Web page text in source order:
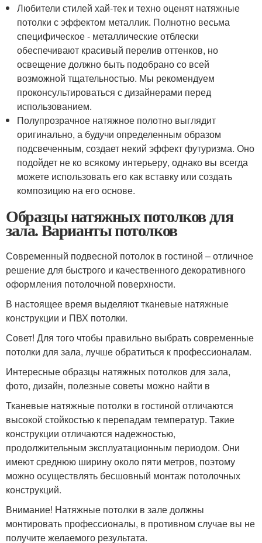
Любители стилей хай-тек и техно оценят натяжные
потолки с эффектом металлик. Полнотно весьма
специфическое - металлические отблески
обеспечивают красивый перелив оттенков, но
освещение должно быть подобрано со всей
возможной тщательностью. Мы рекомендуем
проконсультироваться с дизайнерами перед
использованием.
Полупрозрачное натяжное полотно выглядит
оригинально, а будучи определенным образом
подсвеченным, создает некий эффект футуризма. Оно
подойдет не ко всякому интерьеру, однако вы всегда
можете использовать его как вставку или создать
композицию на его основе.
Образцы натяжных потолков для
зала. Варианты потолков
Современный подвесной потолок в гостиной – отличное
решение для быстрого и качественного декоративного
оформления потолочной поверхности.
В настоящее время выделяют тканевые натяжные
конструкции и ПВХ потолки.
Совет! Для того чтобы правильно выбрать современные
потолки для зала, лучше обратиться к профессионалам.
Интересные образцы натяжных потолков для зала,
фото, дизайн, полезные советы можно найти в
Тканевые натяжные потолки в гостиной отличаются
высокой стойкостью к перепадам температур. Такие
конструкции отличаются надежностью,
продолжительным эксплуатационным периодом. Они
имеют среднюю ширину около пяти метров, поэтому
можно осуществлять бесшовный монтаж потолочных
конструкций.
Внимание! Натяжные потолки в зале должны
монтировать профессионалы, в противном случае вы не
получите желаемого результата.